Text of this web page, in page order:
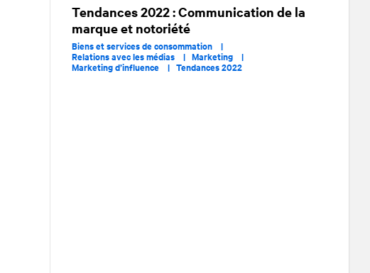
Tendances 2022 : Communication de la
marque et notoriété
Biens et services de consommation |
Relations avec les médias | Marketing |
Marketing d’influence | Tendances 2022